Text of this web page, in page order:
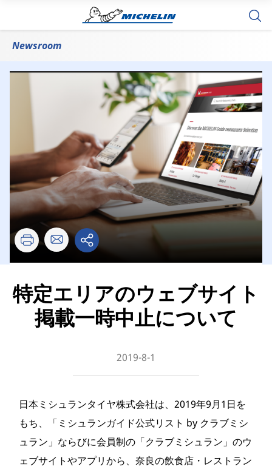
Newsroom
特定エリアのウェブサイト
掲載一時中止について
2019-8-1
日本ミシュランタイヤ株式会社は、2019年9月1日を
もち、「ミシュランガイド公式リスト by クラブミシ
ュラン」ならびに会員制の「クラブミシュラン」のウ
ェブサイトやアプリから、奈良の飲食店・レストラン